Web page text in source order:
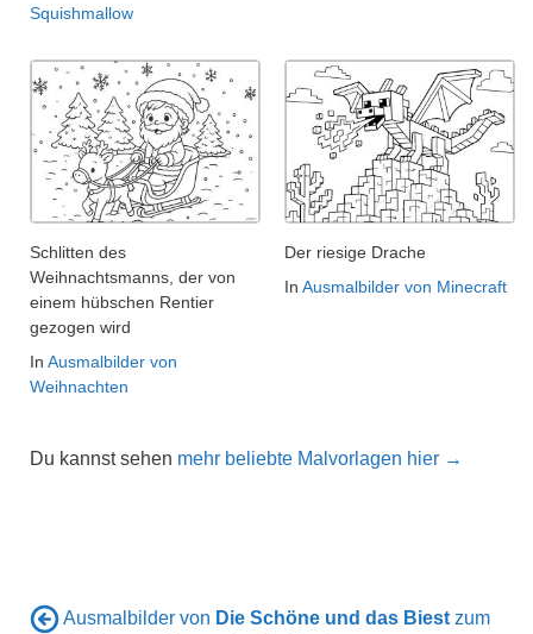
Squishmallow
Schlitten des
Weihnachtsmanns, der von
einem hübschen Rentier
gezogen wird
In Ausmalbilder von
Weihnachten
Der riesige Drache
In Ausmalbilder von Minecraft
Du kannst sehen mehr beliebte Malvorlagen hier →
Ausmalbilder von Die Schöne und das Biest zum